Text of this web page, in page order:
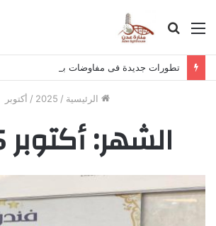
القائمة بحث
تطورات جديدة فى مفاوضات برشلونة مع رودرى
الرئيسية /
2025
/ أكتوبر
الشهر:أكتوبر 2025